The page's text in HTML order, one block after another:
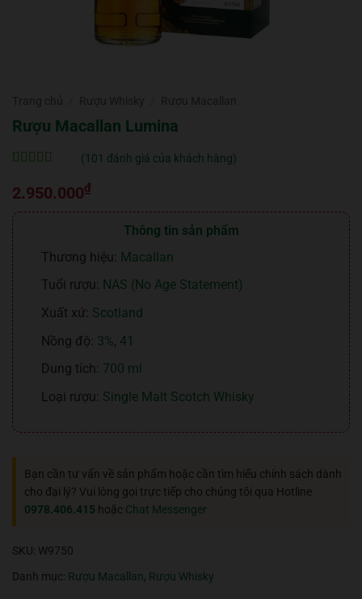
Rượu Macallan Lumina
trênđánh
giá
(101 đánh giá của khách hàng)
2.950.000₫
Thông tin sản phẩm
Thương hiệu: Macallan
Tuổi rượu:
NAS (No Age Statement)
Xuất xứ: Scotland
Nồng độ: 3%, 41
Dung tích: 700 ml
Loại rượu: Single Malt Scotch Whisky
Bạn cần tư vấn về sản phẩm hoặc cần tìm hiểu chính sách dành
cho đại lý? Vui lòng gọi trực tiếp cho chúng tôi qua Hotline
0978.406.415 hoặc Chat Messenger
SKU: W9750
Danh mục: Rượu Macallan, Rượu Whisky